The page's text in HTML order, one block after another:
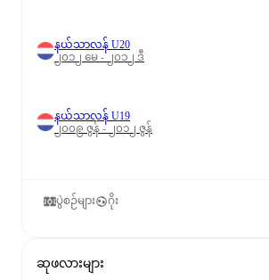
နယ်သာလန် U20
၂၀၁၂ မေ - ၂၀၁၂ ဒီ
နယ်သာလန် U19
၂၀၀၉ ဇွန် - ၂၀၁၂ ဇွန်
ပွဲစဉ်များ ဂိုး
ဆုဖလားများ